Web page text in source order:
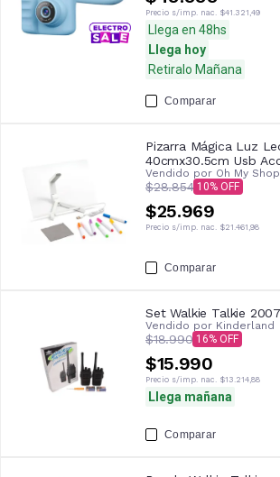
Precio s/imp. nac. $41.321,49
Llega en 48hs
Llega hoy
Retiralo Mañana
Comparar
Pizarra Mágica Luz
40cmx30.5cm Usb
Transparente
Vendido por Oh My
$28.854 10
$25.969
Precio s/imp. nac. $21.461,98
Comparar
Set Walkie Talkie
Vendido por Kinderland
$18.990 16
$15.990
Precio s/imp. nac. $13.214,88
Llega mañana
Comparar